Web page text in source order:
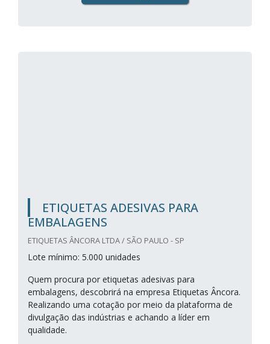
ETIQUETAS ADESIVAS PARA
EMBALAGENS
ETIQUETAS ÂNCORA LTDA / SÃO PAULO - SP
Lote mínimo: 5.000 unidades
Quem procura por etiquetas adesivas para
embalagens, descobrirá na empresa Etiquetas Âncora.
Realizando uma cotação por meio da plataforma de
divulgação das indústrias e achando a líder em
qualidade.